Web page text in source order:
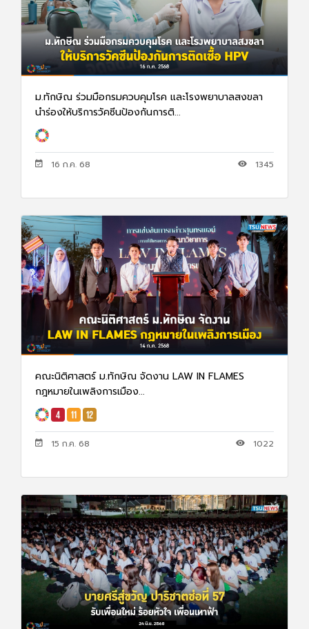
ม.ทักษิณ ร่วมมือกรมควบคุมโรค และโรงพยาบาลสงขลา
นำร่องให้บริการวัคซีนป้องกันการติ...
16 ก.ค. 68 1345
คณะนิติศาสตร์ ม.ทักษิณ จัดงาน LAW IN FLAMES
กฎหมายในเพลิงการเมือง...
15 ก.ค. 68 1022